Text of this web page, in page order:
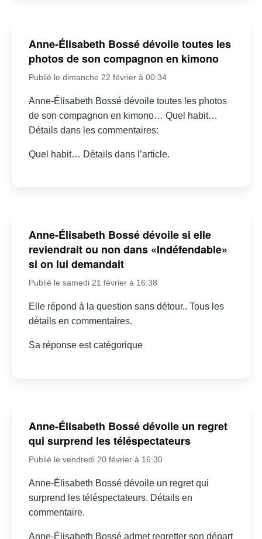
Anne-Élisabeth Bossé dévoile toutes les
photos de son compagnon en kimono
Publié le dimanche 22 février à 00:34
Anne-Élisabeth Bossé dévoile toutes les photos
de son compagnon en kimono… Quel habit…
Détails dans les commentaires:
Quel habit… Détails dans l’article.
Anne-Élisabeth Bossé dévoile si elle
reviendrait ou non dans «Indéfendable»
si on lui demandait
Publié le samedi 21 février à 16:38
Elle répond à la question sans détour.. Tous les
détails en commentaires.
Sa réponse est catégorique
Anne-Élisabeth Bossé dévoile un regret
qui surprend les téléspectateurs
Publié le vendredi 20 février à 16:30
Anne-Élisabeth Bossé dévoile un regret qui
surprend les téléspectateurs. Détails en
commentaire.
Anne-Élisabeth Bossé admet regretter son départ